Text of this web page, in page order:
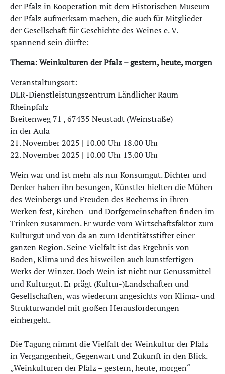
der Pfalz in Kooperation mit dem Historischen Museum
der Pfalz aufmerksam machen, die auch für Mitglieder
der Gesellschaft für Geschichte des Weines e. V.
spannend sein dürfte:
Thema: Weinkulturen der Pfalz – gestern, heute, morgen
Veranstaltungsort:
DLR-Dienstleistungszentrum Ländlicher Raum
Rheinpfalz
Breitenweg 71 , 67435 Neustadt (Weinstraße)
in der Aula
21. November 2025 | 10.00 Uhr 18.00 Uhr
22. November 2025 | 10.00 Uhr 13.00 Uhr
Wein war und ist mehr als nur Konsumgut. Dichter und
Denker haben ihn besungen, Künstler hielten die Mühen
des Weinbergs und Freuden des Becherns in ihren
Werken fest, Kirchen- und Dorfgemeinschaften finden im
Trinken zusammen. Er wurde vom Wirtschaftsfaktor zum
Kulturgut und von da an zum Identitätsstifter einer
ganzen Region. Seine Vielfalt ist das Ergebnis von
Boden, Klima und des bisweilen auch kunstfertigen
Werks der Winzer. Doch Wein ist nicht nur Genussmittel
und Kulturgut. Er prägt (Kultur-)Landschaften und
Gesellschaften, was wiederum angesichts von Klima- und
Strukturwandel mit großen Herausforderungen
einhergeht.
Die Tagung nimmt die Vielfalt der Weinkultur der Pfalz
in Vergangenheit, Gegenwart und Zukunft in den Blick.
„Weinkulturen der Pfalz – gestern, heute, morgen“